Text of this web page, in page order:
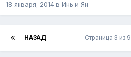
18 января, 2014 в Инь и Ян
НАЗАД Страница 3 из 9